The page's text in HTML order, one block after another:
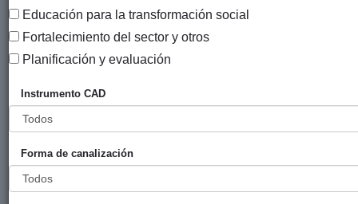
Educación para la transformación social
Fortalecimiento del sector y otros
Planificación y evaluación
Instrumento CAD
Forma de canalización
228 PROYECTOS
Título
Entidad
Gestión y
plan de
revitalización de
la lengua nasa